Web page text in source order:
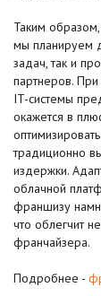
Таким
мы планируем
задач, так и
партнеров. При
IT-системы
окажется в
традиционно
издержки.
облачной
франшизу
что облегчит
франчайзера.
Подробнее -